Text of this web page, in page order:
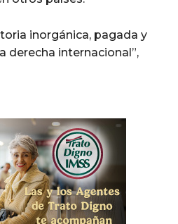
inorgánica, pagada y
derecha internacional”,